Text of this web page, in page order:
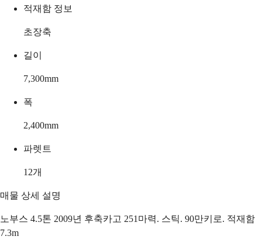
적재함 정보
초장축
길이
7,300mm
폭
2,400mm
파렛트
12개
매물 상세 설명
노부스 4.5톤 2009년 후축카고 251마력. 스틱. 90만키로. 적재함
7.3m